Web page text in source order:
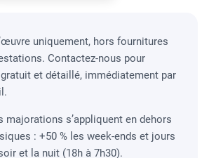
uniquement, hors fournitures
Contactez-nous pour
et détaillé, immédiatement par
majorations s’appliquent en dehors
: +50 % les week-ends et jours
et la nuit (18h à 7h30).